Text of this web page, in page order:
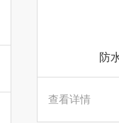
防
查看详情